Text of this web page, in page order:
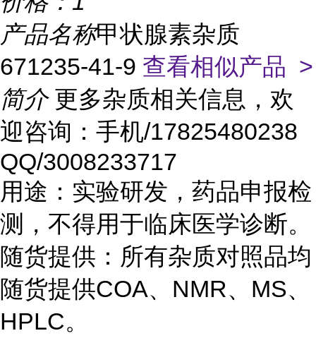
产品名称甲状腺素杂质
671235-41-9 查看相似产品 >
简介 更多杂质相关信息，欢
迎咨询：手机/17825480238
QQ/3008233717
用途：实验研发，药品申报检
测，不得用于临床医学诊断。
随货提供：所有杂质对照品均
随货提供COA、NMR、MS、
HPLC。